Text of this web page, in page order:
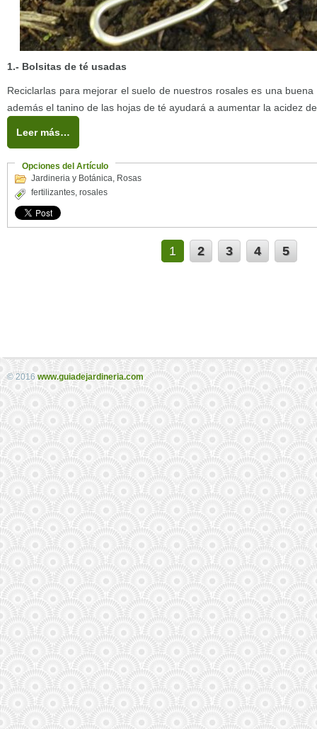
1.- Bolsitas de té usadas
Reciclarlas para mejorar el suelo de nuestros rosales es una
además el tanino de las hojas de té ayudará a aumentar la acidez
Leer más…
Opciones del Artículo
Jardineria y Botánica, Rosas
fertilizantes, rosales
1 2 3 4 5
© 2016 www.guiadejardineria.com